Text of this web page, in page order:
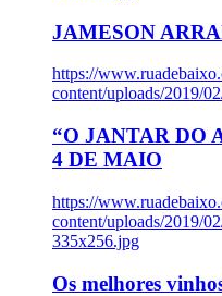
JAMESON
https://
content/uploads/2019/
“O JANTAR DO
4 DE MAIO
https://
content/uploads/2019/
335x256.jpg
Os melhores